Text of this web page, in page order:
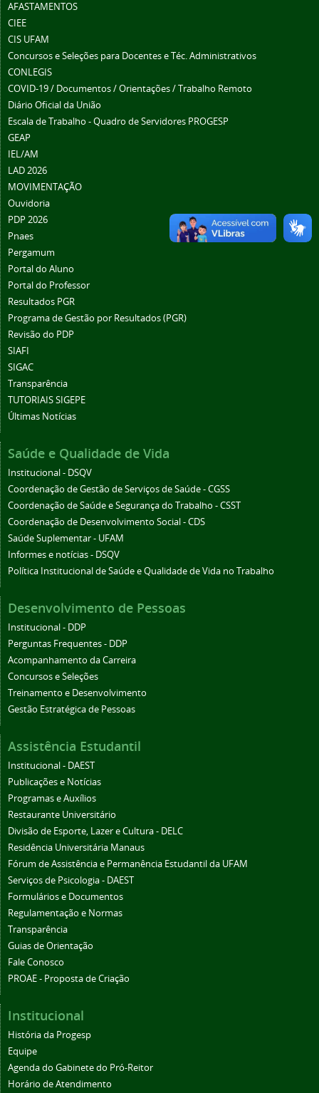
AFASTAMENTOS
CIEE
CIS UFAM
Concursos e Seleções para Docentes e Téc. Administrativos
CONLEGIS
COVID-19 / Documentos / Orientações / Trabalho Remoto
Diário Oficial da União
Escala de Trabalho - Quadro de Servidores PROGESP
GEAP
IEL/AM
LAD 2026
MOVIMENTAÇÃO
Ouvidoria
PDP 2026
Pnaes
Pergamum
Portal do Aluno
Portal do Professor
Resultados PGR
Programa de Gestão por Resultados (PGR)
Revisão do PDP
SIAFI
SIGAC
Transparência
TUTORIAIS SIGEPE
Últimas Notícias
Saúde e Qualidade de Vida
Institucional - DSQV
Coordenação de Gestão de Serviços de Saúde - CGSS
Coordenação de Saúde e Segurança do Trabalho - CSST
Coordenação de Desenvolvimento Social - CDS
Saúde Suplementar - UFAM
Informes e notícias - DSQV
Política Institucional de Saúde e Qualidade de Vida no Trabalho
Desenvolvimento de Pessoas
Institucional - DDP
Perguntas Frequentes - DDP
Acompanhamento da Carreira
Concursos e Seleções
Treinamento e Desenvolvimento
Gestão Estratégica de Pessoas
Assistência Estudantil
Institucional - DAEST
Publicações e Notícias
Programas e Auxílios
Restaurante Universitário
Divisão de Esporte, Lazer e Cultura - DELC
Residência Universitária Manaus
Fórum de Assistência e Permanência Estudantil da UFAM
Serviços de Psicologia - DAEST
Formulários e Documentos
Regulamentação e Normas
Transparência
Guias de Orientação
Fale Conosco
PROAE - Proposta de Criação
Institucional
História da Progesp
Equipe
Agenda do Gabinete do Pró-Reitor
Horário de Atendimento